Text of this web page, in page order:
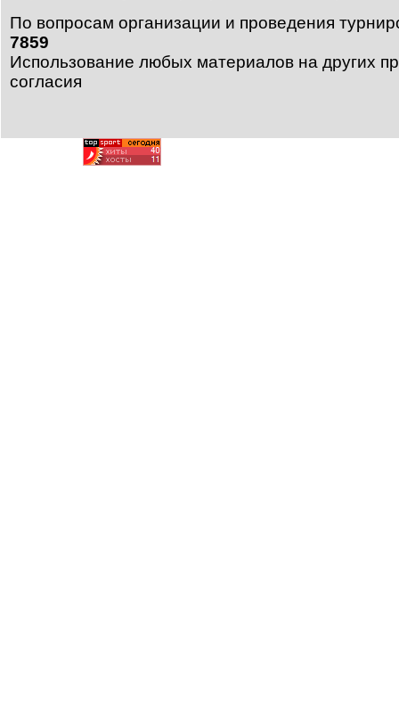
По вопросам организации и проведения
7859
Использование любых материалов на других
согласия